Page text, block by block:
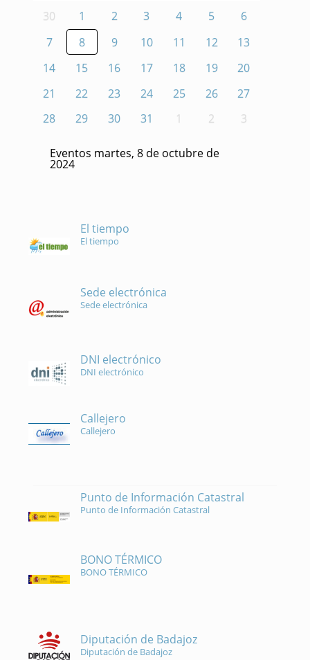
30 1 2 3 4 5
6
7
8 9 10 11 12
13
14
15 16 17 18 19
20
21
22 23 24 25 26
27
28
29 30 31 1 2 3
Eventos martes, 8 de octubre de
2024
El tiempo
El tiempo
Sede electrónica
Sede electrónica
DNI electrónico
DNI electrónico
Callejero
Callejero
Punto de Información Catastral
Punto de Información Catastral
BONO TÉRMICO
BONO TÉRMICO
Diputación de Badajoz
Diputación de Badajoz